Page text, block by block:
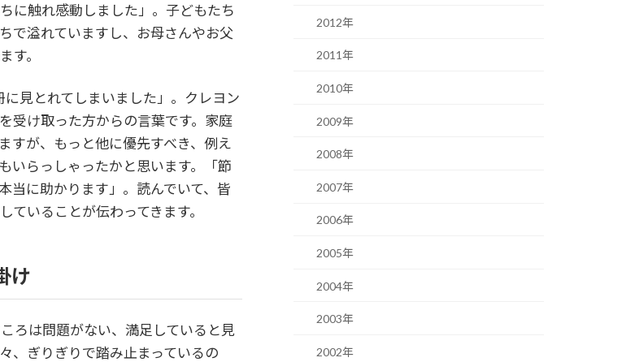
に触れ感動しました」。子どもたち
で溢れていますし、お母さんやお父
す。
に見とれてしまいました」。クレヨン
受け取った方からの言葉です。家庭
すが、もっと他に優先すべき、例え
いらっしゃったかと思います。「節
当に助かります」。読んでいて、皆
いることが伝わってきます。
け
ろは問題がない、満足していると見
、ぎりぎりで踏み止まっているの
2012年
2011年
2010年
2009年
2008年
2007年
2006年
2005年
2004年
2003年
2002年